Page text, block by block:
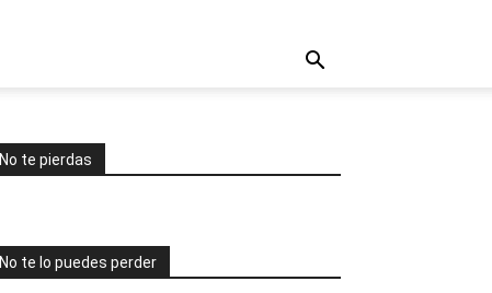
No te pierdas
No te lo puedes perder